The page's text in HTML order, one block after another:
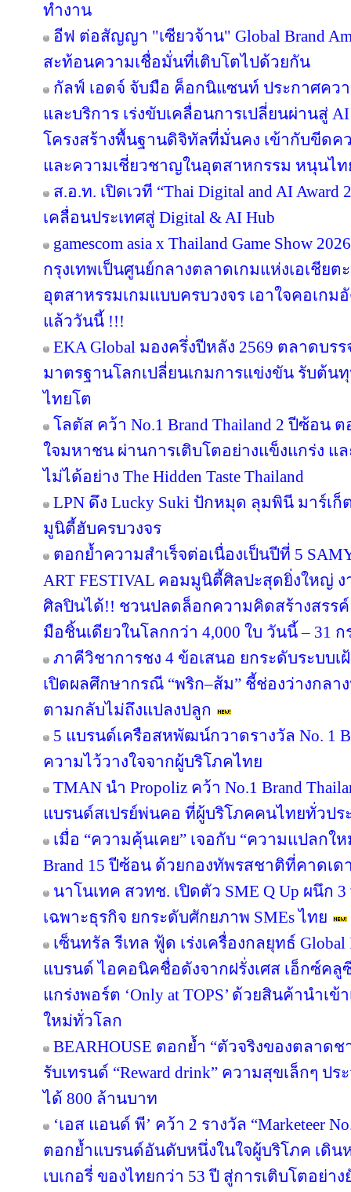
ทำงาน
อีฟ ต่อสัญญา "เซียวจ้าน" Global Brand
สะท้อนความเชื่อมั่นที่เติบโตไปด้วยกัน
กัลฟ์ เอดจ์ จับมือ ค็อกนิแซนท์ ประกาศคว
และบริการ เร่งขับเคลื่อนการเปลี่ยนผ่านสู่
โครงสร้างพื้นฐานดิจิทัลที่มั่นคง เข้ากับขีดค
และความเชี่ยวชาญในอุตสาหกรรม หนุนไท
ส.อ.ท. เปิดเวที “Thai Digital and AI
เคลื่อนประเทศสู่ Digital & AI Hub
gamescom asia x Thailand Game Show
กรุงเทพเป็นศูนย์กลางตลาดเกมแห่งเอเชีย
อุตสาหรรมเกมแบบครบวงจร เอาใจคอเก
แล้ววันนี้ !!!
EKA Global มองครึ่งปีหลัง 2569 ตลาดบ
มาตรฐานโลกเปลี่ยนเกมการแข่งขัน รับต้น
ไทยโต
โลตัส คว้า No.1 Brand Thailand 2 ปีซ้อน
ใจมหาชน ผ่านการเติบโตอย่างแข็งแกร่ง
ไม่ได้อย่าง The Hidden Taste Thailand
LPN ดึง Lucky Suki ปักหมุด ลุมพินี มาร์เก็
มูนิตี้ฮับครบวงจร
ตอกย้ำความสำเร็จต่อเนื่องเป็นปีที่ 5
ART FESTIVAL คอมมูนิตี้ศิลปะสุดยิ่งใหญ่
ศิลปินได้!! ชวนปลดล็อกความคิดสร้างสรร
มือชิ้นเดียวในโลกกว่า 4,000 ใบ วันนี้ – 31
ภาคีวิชาการชง 4 ข้อเสนอ ยกระดับระบบ
เปิดผลศึกษากรณี “พริก–ส้ม” ชี้ช่องว่างกลา
ตามกลับไม่ถึงแปลงปลูก
5 แบรนด์เครือสหพัฒน์กวาดรางวัล No. 1
ความไว้วางใจจากผู้บริโภคไทย
TMAN นำ Propoliz คว้า No.1 Brand
แบรนด์สเปรย์พ่นคอ ที่ผู้บริโภคคนไทยทั่วปร
เมื่อ “ความคุ้นเคย” เจอกับ “ความแปลกใ
Brand 15 ปีซ้อน ด้วยกองทัพรสชาติที่คาดเด
นาโนเทค สวทช. เปิดตัว SME Q Up ผนึก
เฉพาะธุรกิจ ยกระดับศักยภาพ SMEs ไทย
เซ็นทรัล รีเทล ฟู้ด เร่งเครื่องกลยุทธ์ Global
แบรนด์ ไอคอนิคชื่อดังจากฝรั่งเศส เอ็กซ์ค
แกร่งพอร์ต ‘Only at TOPS’ ด้วยสินค้านำ
ใหม่ทั่วโลก
BEARHOUSE ตอกย้ำ “ตัวจริงของตลาด
รับเทรนด์ “Reward drink” ความสุขเล็กๆ ป
ได้ 800 ล้านบาท
‘เอส แอนด์ พี’ คว้า 2 รางวัล “Marketeer
ตอกย้ำแบรนด์อันดับหนึ่งในใจผู้บริโภค เดิ
เบเกอรี่ ของไทยกว่า 53 ปี สู่การเติบโตอย่าง